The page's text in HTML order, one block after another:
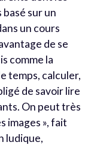
sur un
un cours
de se
comme la
temps, calculer,
de savoir lire
On peut très
images », fait
ludique,